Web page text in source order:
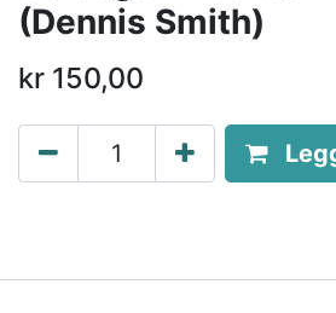
(Dennis Smith)
kr 150,00